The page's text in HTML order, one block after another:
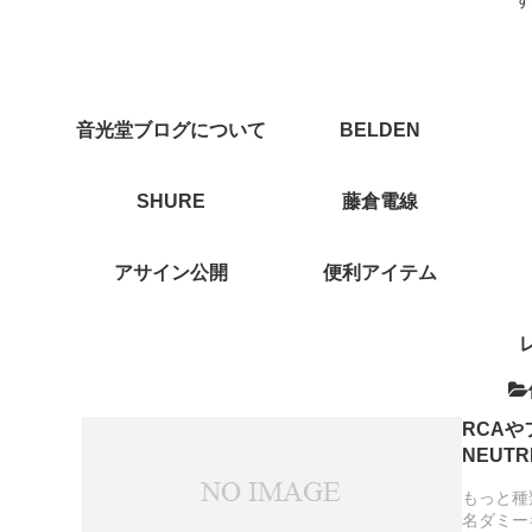
音光堂ブログについて BELDEN
SHURE 藤倉電線
アサイン公開 便利アイテム
RCAや
もっと
名ダミ